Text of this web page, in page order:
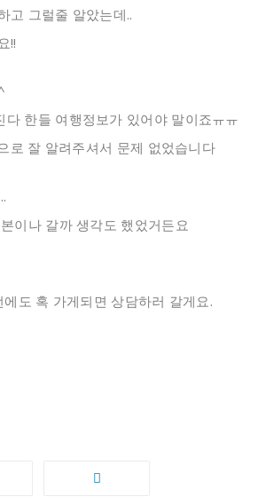
고 그럴줄 알았는데..
!!
한들 여행정보가 있어야 말이죠ㅠㅠ
로 잘 알려주셔서 문제 없었습니다
이나 갈까 생각도 했었거든요
도 혹 가게되면 상담하러 갈게요.